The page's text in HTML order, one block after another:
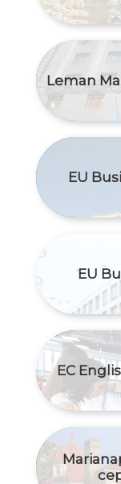
Leman
EU
EU
EC